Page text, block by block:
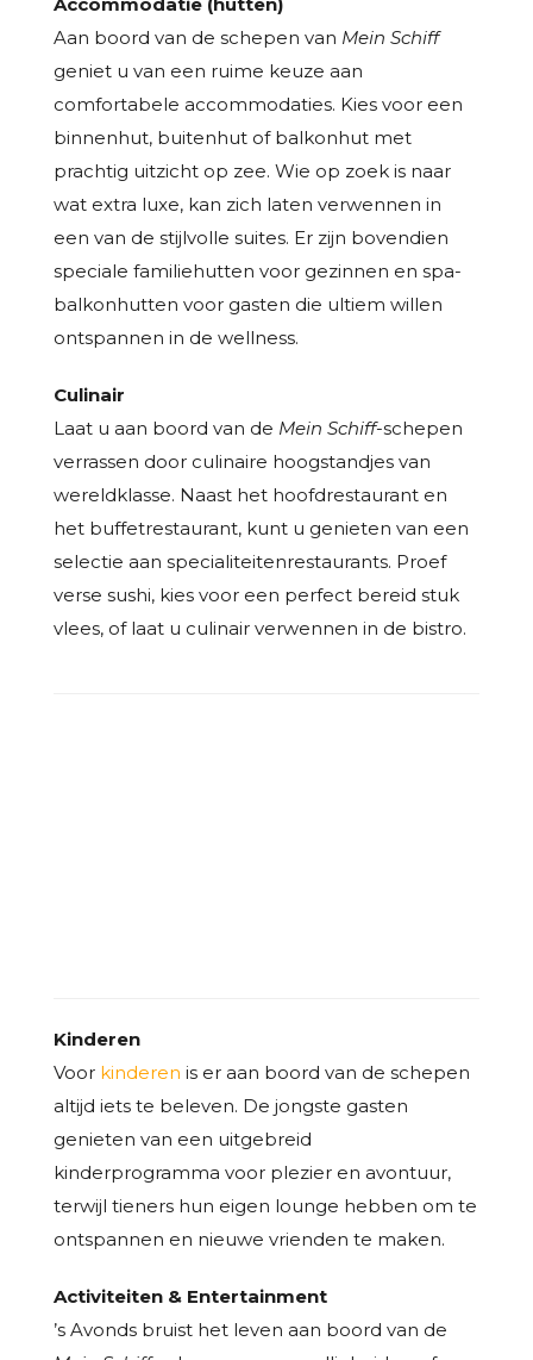
Aan boord van de schepen van Mein Schiff
geniet u van een ruime keuze aan
comfortabele accommodaties. Kies voor een
binnenhut, buitenhut of balkonhut met
prachtig uitzicht op zee. Wie op zoek is naar
wat extra luxe, kan zich laten verwennen in
een van de stijlvolle suites. Er zijn bovendien
speciale familiehutten voor gezinnen en spa-
balkonhutten voor gasten die ultiem willen
ontspannen in de wellness.
Culinair
Laat u aan boord van de Mein Schiff-schepen
verrassen door culinaire hoogstandjes van
wereldklasse. Naast het hoofdrestaurant en
het buffetrestaurant, kunt u genieten van een
selectie aan specialiteitenrestaurants. Proef
verse sushi, kies voor een perfect bereid stuk
vlees, of laat u culinair verwennen in de bistro.
Kinderen
Voor kinderen is er aan boord van de schepen
altijd iets te beleven. De jongste gasten
genieten van een uitgebreid
kinderprogramma voor plezier en avontuur,
terwijl tieners hun eigen lounge hebben om te
ontspannen en nieuwe vrienden te maken.
Activiteiten & Entertainment
’s Avonds bruist het leven aan boord van de